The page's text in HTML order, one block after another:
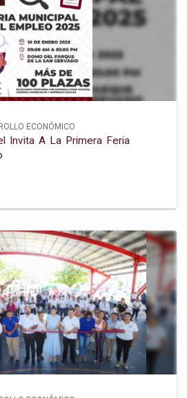
ECONÓMICO
Invita A La Primera Feria